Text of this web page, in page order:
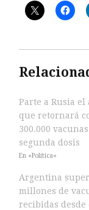
Parte a Rusia el
que retornará
300.000
segunda dosis
En «Política»
Argentina
millones de
recibidas